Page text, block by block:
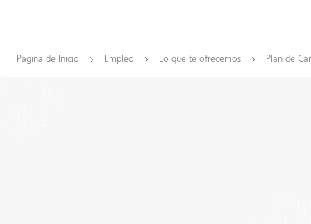
Página de Inicio Empleo Lo que te ofrecemos Plan de